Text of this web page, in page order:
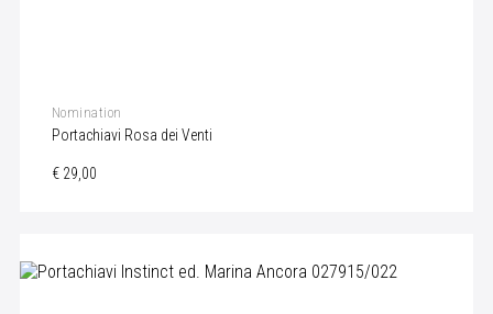
Nomination
Portachiavi Rosa dei Venti
€ 29,00